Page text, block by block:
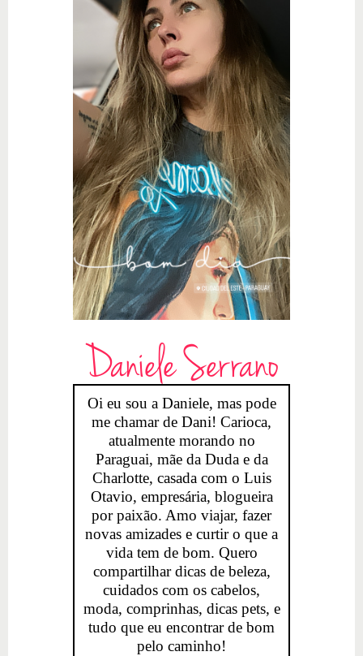
Daniele Serrano
Oi eu sou a Daniele, mas pode
me chamar de Dani! Carioca,
atualmente morando no
Paraguai, mãe da Duda e da
Charlotte, casada com o Luis
Otavio, empresária, blogueira
por paixão. Amo viajar, fazer
novas amizades e curtir o que a
vida tem de bom. Quero
compartilhar dicas de beleza,
cuidados com os cabelos,
moda, comprinhas, dicas pets, e
tudo que eu encontrar de bom
pelo caminho!